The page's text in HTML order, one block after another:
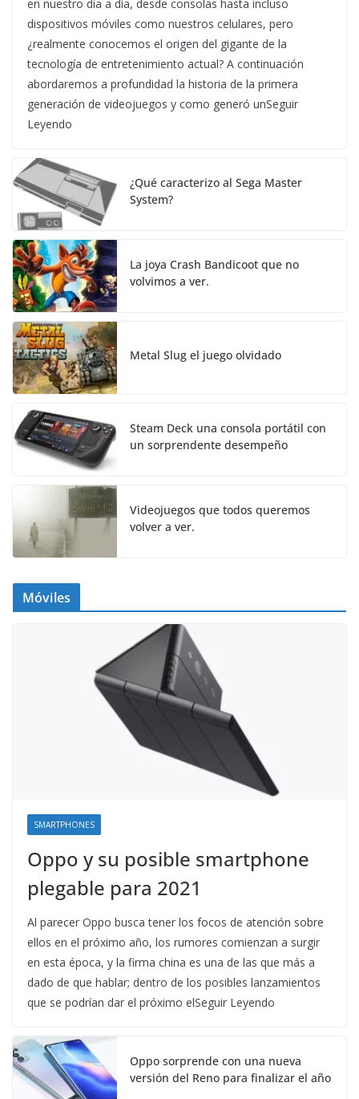
en nuestro día a día, desde consolas hasta incluso
dispositivos móviles como nuestros celulares, pero
¿realmente conocemos el origen del gigante de la
tecnología de entretenimiento actual? A continuación
abordaremos a profundidad la historia de la primera
generación de videojuegos y como generó unSeguir
Leyendo
¿Qué caracterizo al Sega Master
System?
La joya Crash Bandicoot que no
volvimos a ver.
Metal Slug el juego olvidado
Steam Deck una consola portátil con
un sorprendente desempeño
Videojuegos que todos queremos
volver a ver.
Móviles
SMARTPHONES
Oppo y su posible smartphone
plegable para 2021
Al parecer Oppo busca tener los focos de atención sobre
ellos en el próximo año, los rumores comienzan a surgir
en esta época, y la firma china es una de las que más a
dado de que hablar; dentro de los posibles lanzamientos
que se podrían dar el próximo elSeguir Leyendo
Oppo sorprende con una nueva
versión del Reno para finalizar el año